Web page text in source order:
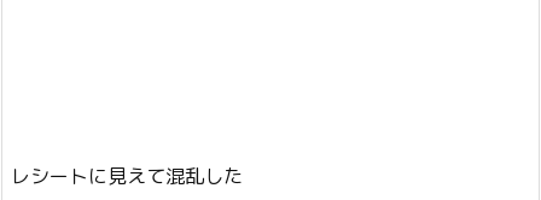
レシートに見えて混乱した